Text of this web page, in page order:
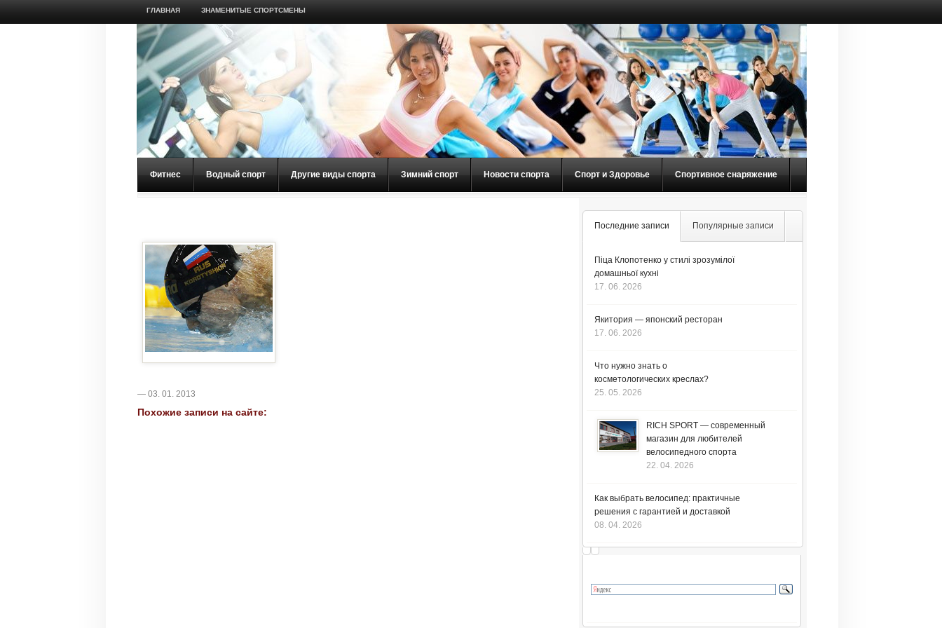
ГЛАВНАЯ ЗНАМЕНИТЫЕ СПОРТСМЕНЫ
Фитнес Водный спорт Другие виды спорта Зимний спорт Новости спорта Спорт и Здоровье Спортивное снаряжение
— 03. 01. 2013
Похожие записи на сайте:
Последние записи Популярные записи
Піца Клопотенко у стилі зрозумілої
домашньої кухні
17. 06. 2026
Якитория — японский ресторан
17. 06. 2026
Что нужно знать о
косметологических креслах?
25. 05. 2026
RICH SPORT — современный
магазин для любителей
велосипедного спорта
22. 04. 2026
Как выбрать велосипед: практичные
решения с гарантией и доставкой
08. 04. 2026